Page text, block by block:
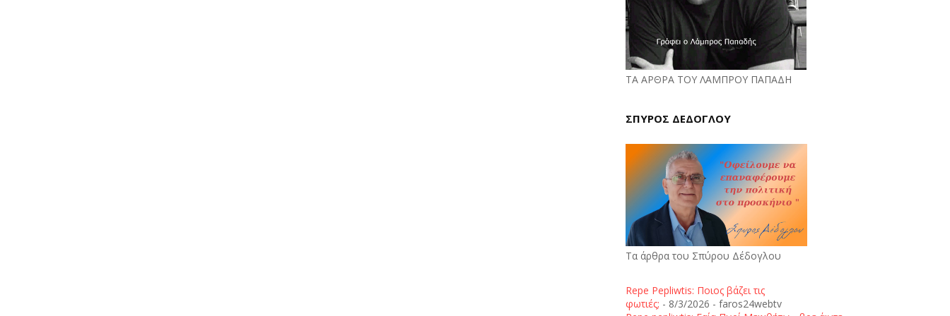
ΤΑ ΑΡΘΡΑ ΤΟΥ ΛΑΜΠΡΟΥ ΠΑΠΑΔΗ
ΣΠΥΡΟΣ ΔΕΔΟΓΛΟΥ
Τα άρθρα του Σπύρου Δέδογλου
Repe Pepliwtis: Ποιος βάζει τις
φωτιές; - 8/3/2026 - faros24webtv